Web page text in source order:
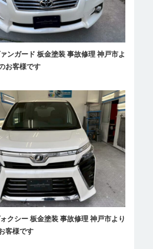
ンガード 板金塗装 事故修理 神戸市よ
お客様です
クシー 板金塗装 事故修理 神戸市より
客様です